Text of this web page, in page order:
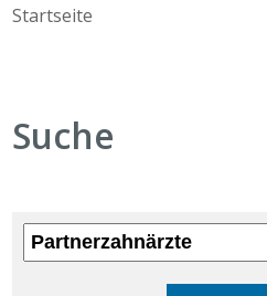
Startseite
Suche